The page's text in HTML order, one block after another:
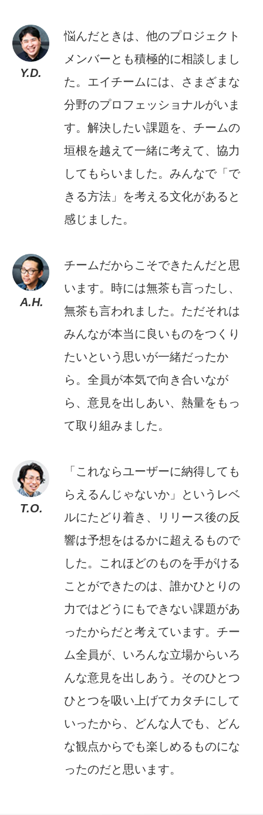
Y.D.
悩んだときは、他のプロジェクト
メンバーとも積極的に相談しまし
た。エイチームには、さまざまな
分野のプロフェッショナルがいま
す。解決したい課題を、チームの
垣根を越えて一緒に考えて、協力
してもらいました。みんなで「で
きる方法」を考える文化があると
感じました。
A.H.
チームだからこそできたんだと思
います。時には無茶も言ったし、
無茶も言われました。ただそれは
みんなが本当に良いものをつくり
たいという思いが一緒だったか
ら。全員が本気で向き合いなが
ら、意見を出しあい、熱量をもっ
て取り組みました。
T.O.
「これならユーザーに納得しても
らえるんじゃないか」というレベ
ルにたどり着き、リリース後の反
響は予想をはるかに超えるもので
した。これほどのものを手がける
ことができたのは、誰かひとりの
力ではどうにもできない課題があ
ったからだと考えています。チー
ム全員が、いろんな立場からいろ
んな意見を出しあう。そのひとつ
ひとつを吸い上げてカタチにして
いったから、どんな人でも、どん
な観点からでも楽しめるものにな
ったのだと思います。